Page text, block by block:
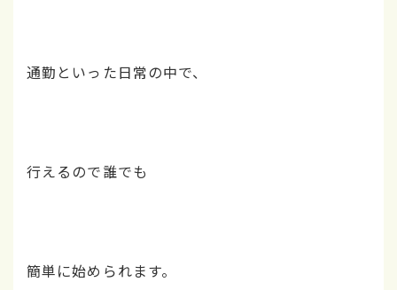
通勤といった日常の中で、
行えるので誰でも
簡単に始められます。